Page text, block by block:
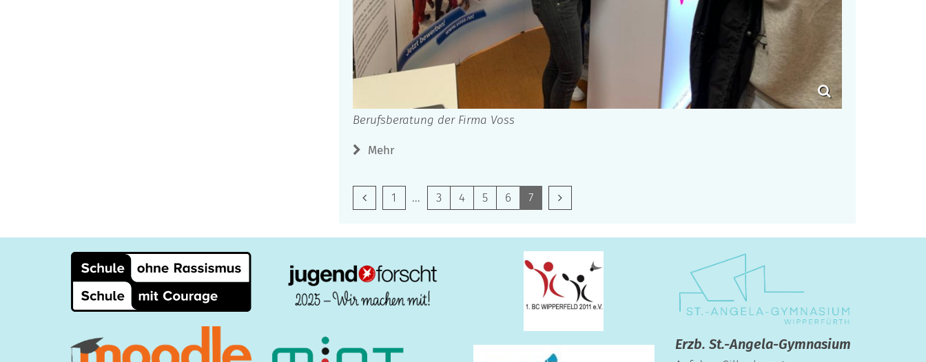
Berufsberatung der Firma Voss
Mehr
Vorherige Seite
Erste Seite
1 3 4 5 6 7 Nächste Seite
Erzb. St.-Angela-Gymnasium